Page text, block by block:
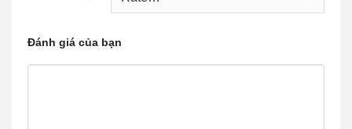
Đánh giá của bạn